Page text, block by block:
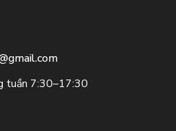
tuần 7:30–17:30